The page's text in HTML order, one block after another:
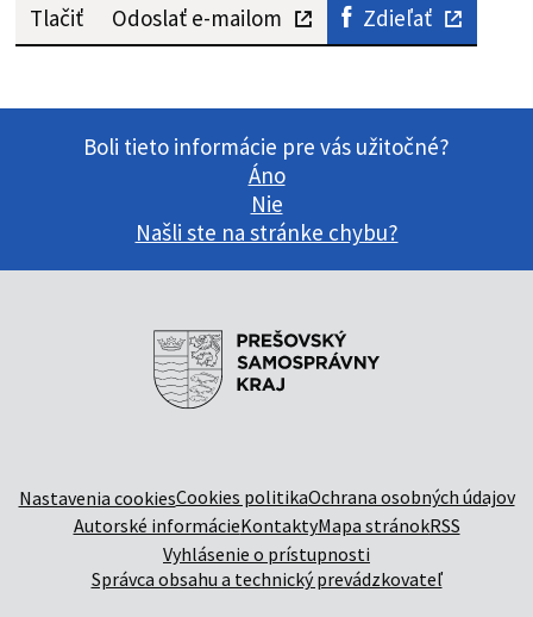
Tlačiť Odoslať e-mailom Zdieľať
Boli tieto informácie pre vás užitočné?
Áno
Nie
Našli ste na stránke chybu?
Nastavenia cookiesCookies politikaOchrana osobných údajov
Autorské informácieKontaktyMapa stránokRSS
Vyhlásenie o prístupnosti
Správca obsahu a technický prevádzkovateľ